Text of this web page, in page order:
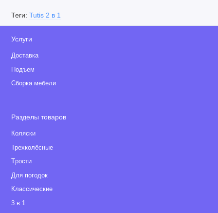
Теги: Tutis 2 в 1
Услуги
Доставка
Подъем
Сборка мебели
Разделы товаров
Коляски
Трехколёсные
Tрости
Для погодок
Классические
3 в 1